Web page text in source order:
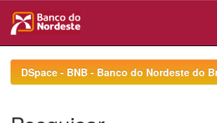
navigationDSpace - BNB - Banco do Nordeste do